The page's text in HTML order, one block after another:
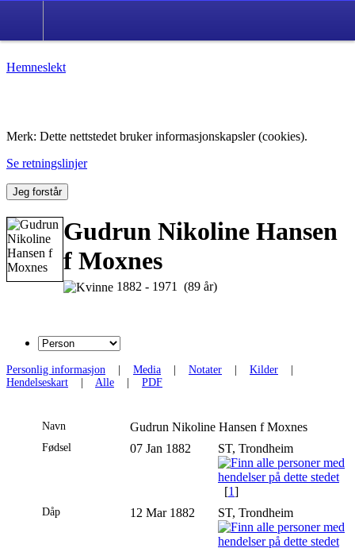
Hemneslekt
Merk: Dette nettstedet bruker informasjonskapsler (cookies).
Se retningslinjer
Jeg forstår
Gudrun Nikoline Hansen
f Moxnes
1882 - 1971 (89 år)
Personlig informasjon Media Notater Kilder
Hendelseskart
Alle PDF
Navn Gudrun Nikoline Hansen f Moxnes
Fødsel 07 Jan 1882 ST, Trondheim
[1]
Dåp 12 Mar 1882 ST, Trondheim